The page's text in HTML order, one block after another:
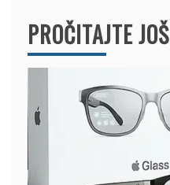
PROČITAJTE JOŠ